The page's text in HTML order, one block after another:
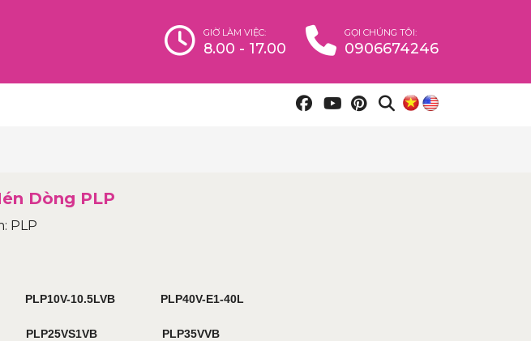
GIỜ LÀM VIỆC:
8.00 - 17.00
GỌI CHÚNG TÔI:
0906674246
Dòng PLP
PLP
PLP10V-10.5LVB PLP40V-E1-40L
PLP25VS1VB PLP35VVB